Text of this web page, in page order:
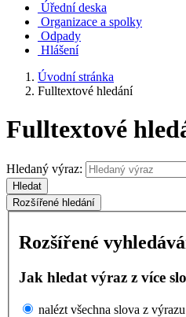
Úřední deska
Organizace a spolky
Odpady
Hlášení
Úvodní stránka
Fulltextové hledání
Fulltextové
Hledaný výraz:
Hledat
Rozšířené hledání
Rozšířené
Jak hledat výraz z více
nalézt všechna slova z výrazu